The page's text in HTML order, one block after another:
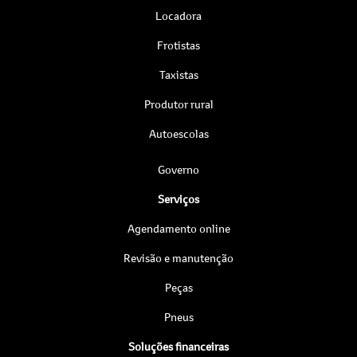
Locadora
Frotistas
Taxistas
Produtor rural
Autoescolas
Governo
Serviços
Agendamento online
Revisão e manutenção
Peças
Pneus
Soluções financeiras